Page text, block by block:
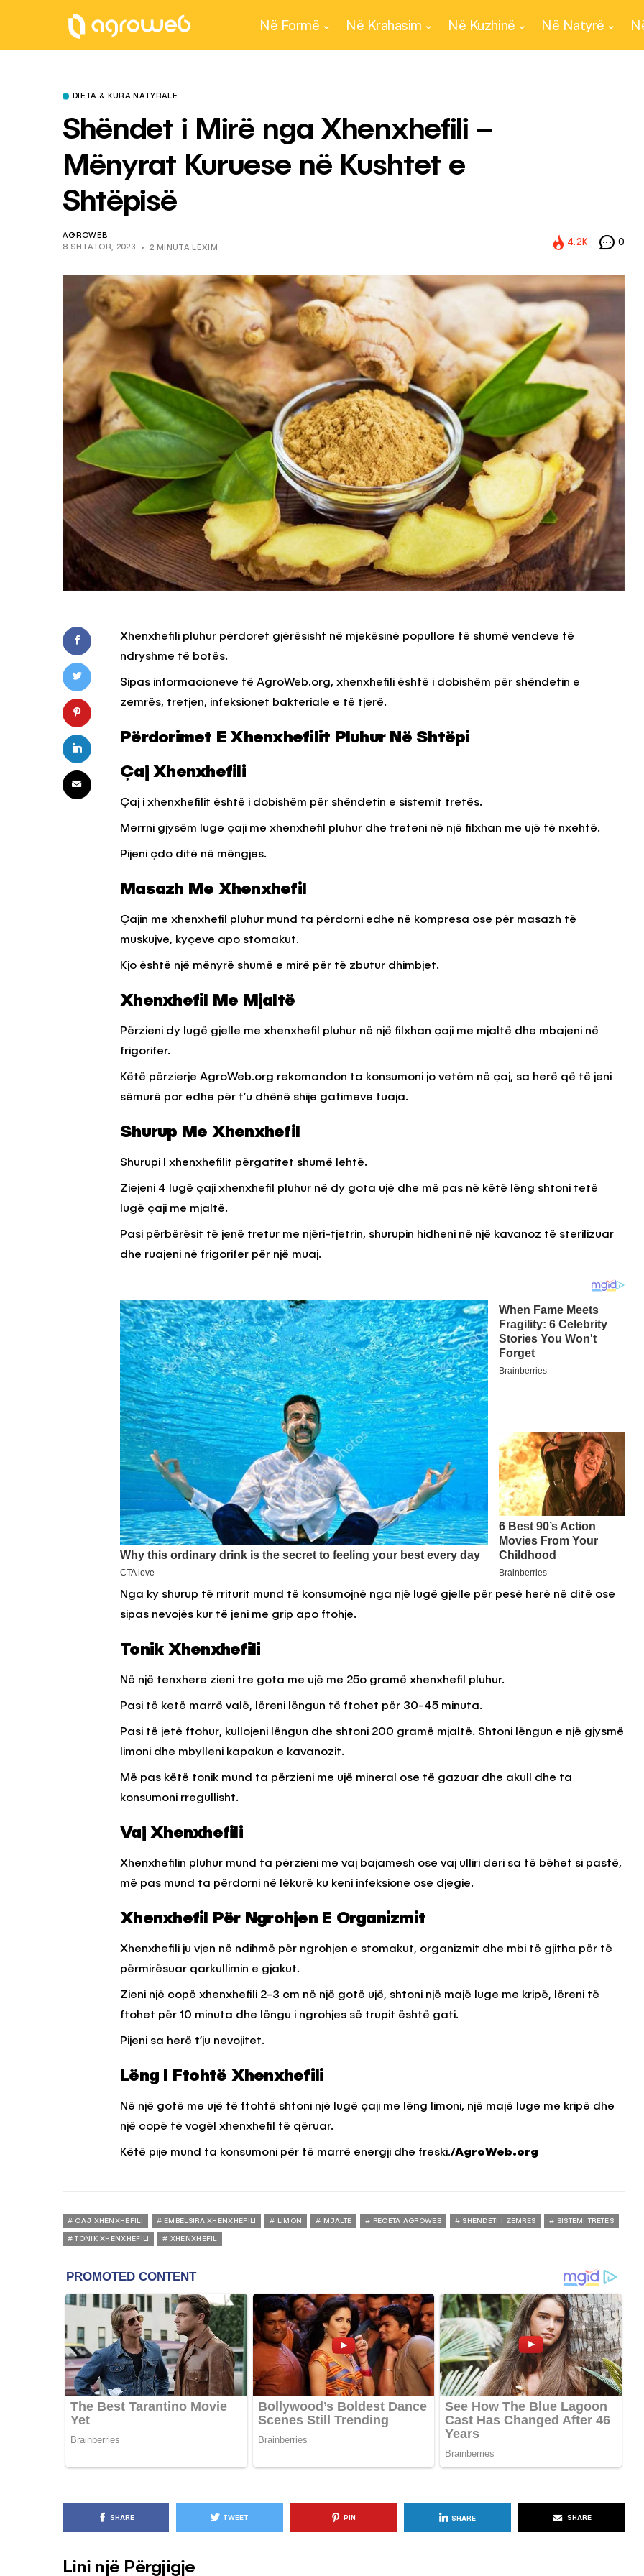
Në Formë Në Krahasim Në Kuzhinë Në Natyrë
DIETA & KURA NATYRALE
Shëndet i Mirë nga Xhenxhefili –
Mënyrat Kuruese në Kushtet e
Shtëpisë
AGROWEB
8 SHTATOR, 2023
2 MINUTA LEXIM
4.2K 0
Xhenxhefili pluhur përdoret gjërësisht në mjekësinë popullore të shumë vendeve të
ndryshme të botës.
Sipas informacioneve të AgroWeb.org, xhenxhefili është i dobishëm për shëndetin e
zemrës, tretjen, infeksionet bakteriale e të tjerë.
Përdorimet E Xhenxhefilit Pluhur Në Shtëpi
Çaj Xhenxhefili
Çaj i xhenxhefilit është i dobishëm për shëndetin e sistemit tretës.
Merrni gjysëm luge çaji me xhenxhefil pluhur dhe treteni në një filxhan me ujë të nxehtë.
Pijeni çdo ditë në mëngjes.
Masazh Me Xhenxhefil
Çajin me xhenxhefil pluhur mund ta përdorni edhe në kompresa ose për masazh të
muskujve, kyçeve apo stomakut.
Kjo është një mënyrë shumë e mirë për të zbutur dhimbjet.
Xhenxhefil Me Mjaltë
Përzieni dy lugë gjelle me xhenxhefil pluhur në një filxhan çaji me mjaltë dhe mbajeni në
frigorifer.
Këtë përzierje AgroWeb.org rekomandon ta konsumoni jo vetëm në çaj, sa herë që të jeni
sëmurë por edhe për t’u dhënë shije gatimeve tuaja.
Shurup Me Xhenxhefil
Shurupi I xhenxhefilit përgatitet shumë lehtë.
Ziejeni 4 lugë çaji xhenxhefil pluhur në dy gota ujë dhe më pas në këtë lëng shtoni tetë
lugë çaji me mjaltë.
Pasi përbërësit të jenë tretur me njëri-tjetrin, shurupin hidheni në një kavanoz të sterilizuar
dhe ruajeni në frigorifer për një muaj.
Nga ky shurup të rriturit mund të konsumojnë nga një lugë gjelle për pesë herë në ditë ose
sipas nevojës kur të jeni me grip apo ftohje.
Tonik Xhenxhefili
Në një tenxhere zieni tre gota me ujë me 25o gramë xhenxhefil pluhur.
Pasi të ketë marrë valë, lëreni lëngun të ftohet për 30-45 minuta.
Pasi të jetë ftohur, kullojeni lëngun dhe shtoni 200 gramë mjaltë. Shtoni lëngun e një gjysmë
limoni dhe mbylleni kapakun e kavanozit.
Më pas këtë tonik mund ta përzieni me ujë mineral ose të gazuar dhe akull dhe ta
konsumoni rregullisht.
Vaj Xhenxhefili
Xhenxhefilin pluhur mund ta përzieni me vaj bajamesh ose vaj ulliri deri sa të bëhet si pastë,
më pas mund ta përdorni në lëkurë ku keni infeksione ose djegie.
Xhenxhefil Për Ngrohjen E Organizmit
Xhenxhefili ju vjen në ndihmë për ngrohjen e stomakut, organizmit dhe mbi të gjitha për të
përmirësuar qarkullimin e gjakut.
Zieni një copë xhenxhefili 2-3 cm në një gotë ujë, shtoni një majë luge me kripë, lëreni të
ftohet për 10 minuta dhe lëngu i ngrohjes së trupit është gati.
Pijeni sa herë t’ju nevojitet.
Lëng I Ftohtë Xhenxhefili
Në një gotë me ujë të ftohtë shtoni një lugë çaji me lëng limoni, një majë luge me kripë dhe
një copë të vogël xhenxhefil të qëruar.
Këtë pije mund ta konsumoni për të marrë energji dhe freski./AgroWeb.org
CAJ XHENXHEFILI EMBELSIRA XHENXHEFILI LIMON MJALTE RECETA AGROWEB SHENDETI I ZEMRES SISTEMI TRETES
TONIK XHENXHEFILI XHENXHEFIL
SHARE TWEET PIN SHARE SHARE
Lini një Përgjigje
Letrën e Aluminit për Ruajtjen
AGROWEB
Vijnë Nga Akulloret e
Vjetëruara